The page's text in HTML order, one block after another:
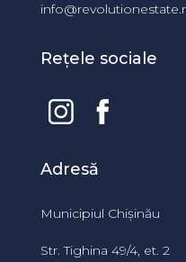
Rețele sociale
Adresă
Municipiul Chișinău
Str. Tighina 49/4, et. 2